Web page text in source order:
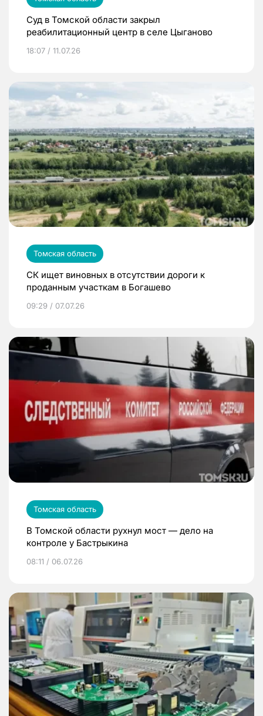
Суд в Томской области закрыл
реабилитационный центр в селе Цыганово
18:07 / 11.07.26
Томская область
СК ищет виновных в отсутствии дороги к
проданным участкам в Богашево
09:29 / 07.07.26
Томская область
В Томской области рухнул мост — дело на
контроле у Бастрыкина
08:11 / 06.07.26